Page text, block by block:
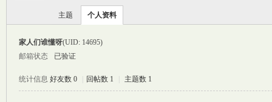
主题 个人资料
家人们谁懂呀(UID: 14695)
邮箱状态
已验证
统计信息 好友数 0 回帖数 1 主题数 1